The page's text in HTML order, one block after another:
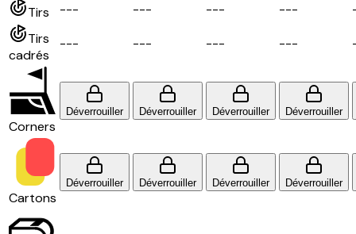
Tirs --- --- --- ---
Tirs
cadrés
--- --- --- ---
Corners
Déverrouiller Déverrouiller Déverrouiller Déverrouiller
Cartons
Déverrouiller Déverrouiller Déverrouiller Déverrouiller